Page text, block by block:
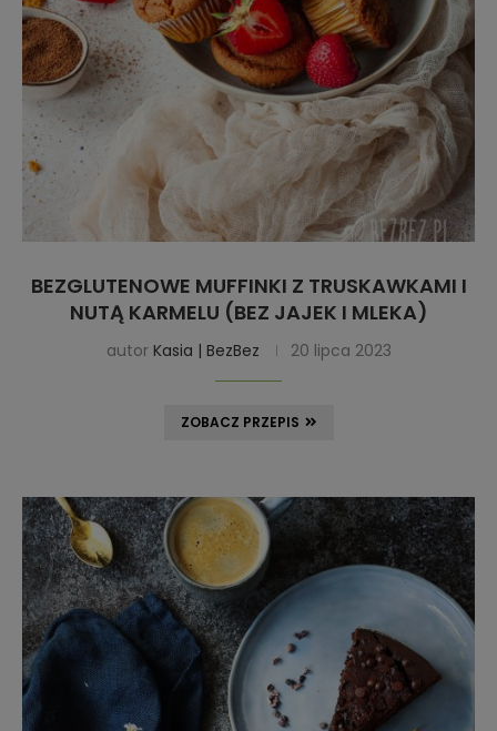
BEZGLUTENOWE MUFFINKI Z TRUSKAWKAMI I
NUTĄ KARMELU (BEZ JAJEK I MLEKA)
autor Kasia | BezBez 20 lipca 2023
ZOBACZ PRZEPIS